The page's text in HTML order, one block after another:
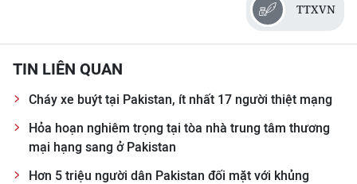
Infographic
TIN MỚI
TIN ĐỊA PHƯƠNG
Trung du và miền núi phía Bắc
TTXVN
TIN LIÊN QUAN
Cháy xe buýt tại Pakistan, ít nhất 17 người thiệt mạng
Hỏa hoạn nghiêm trọng tại tòa nhà trung tâm thương
mại hạng sang ở Pakistan
Hơn 5 triệu người dân Pakistan đối mặt với khủng